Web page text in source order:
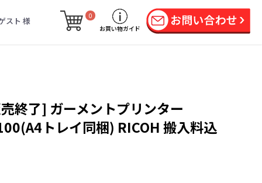
スト 様
0
お買い物ガイド
終了] ガーメントプリンター
トレイ同梱) RICOH 搬入料込